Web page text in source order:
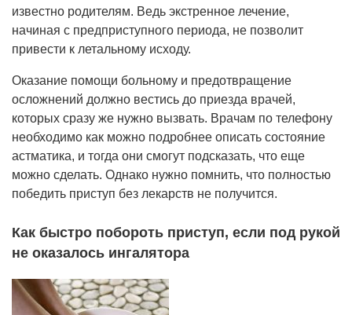
известно родителям. Ведь экстренное лечение,
начиная с предприступного периода, не позволит
привести к летальному исходу.
Оказание помощи больному и предотвращение
осложнений должно вестись до приезда врачей,
которых сразу же нужно вызвать. Врачам по телефону
необходимо как можно подробнее описать состояние
астматика, и тогда они смогут подсказать, что еще
можно сделать. Однако нужно помнить, что полностью
победить приступ без лекарств не получится.
Как быстро побороть приступ, если под рукой
не оказалось ингалятора